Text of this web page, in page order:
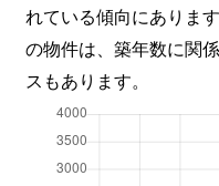
れている傾向にありま
の物件は、築年数に関
スもあります。